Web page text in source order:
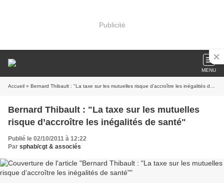
Publicité
MENU
Accueil » Bernard Thibault : "La taxe sur les mutuelles risque d’accroître les inégalités de santé"
Bernard Thibault : "La taxe sur les mutuelles
risque d’accroître les inégalités de santé"
Publié le 02/10/2011 à 12:22
Par sphab/cgt & associés